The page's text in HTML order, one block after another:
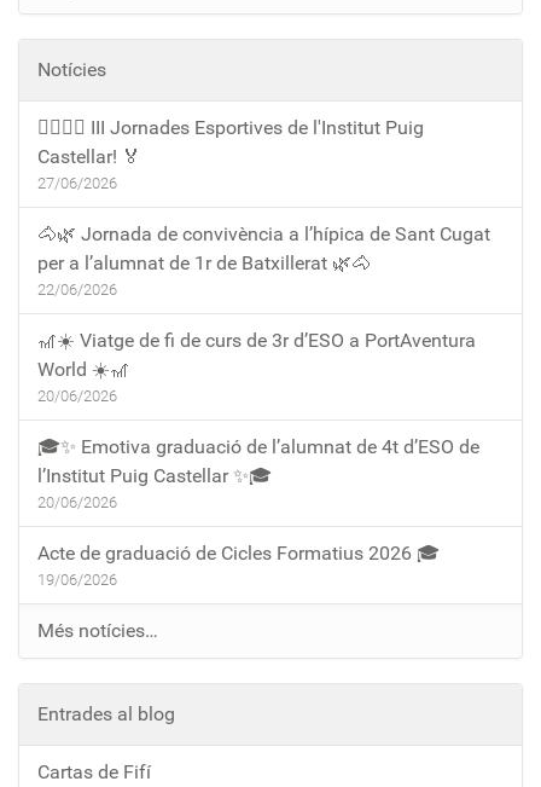
Notícies
🏃‍♀️🏃‍♂️ III Jornades Esportives de l'Institut Puig
Castellar! 🏅
27/06/2026
🐴🌿 Jornada de convivència a l’hípica de Sant Cugat
per a l’alumnat de 1r de Batxillerat 🌿🐴
22/06/2026
🎢☀️ Viatge de fi de curs de 3r d’ESO a PortAventura
World ☀️🎢
20/06/2026
🎓✨ Emotiva graduació de l’alumnat de 4t d’ESO de
l’Institut Puig Castellar ✨🎓
20/06/2026
Acte de graduació de Cicles Formatius 2026 🎓
19/06/2026
Més notícies…
Entrades al blog
Cartas de Fifí